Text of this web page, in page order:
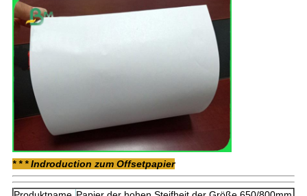
* * * Indroduction zum Offsetpapier